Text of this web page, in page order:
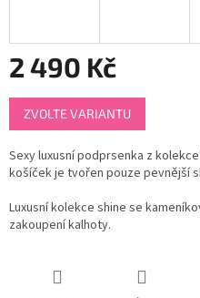
2 490 Kč
Měrná
cena:
ZVOLTE VARIANTU
Sexy luxusní podprsenka z
košíček je tvořen pouze pevnější
Luxusní kolekce shine se
zakoupení kalhoty.